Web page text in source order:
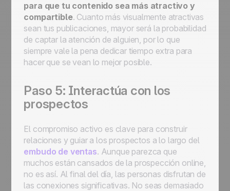
para que tu contenido sea más atractivo y
compartible. Cuanto más visualmente atractivas
sean tus publicaciones, mayor será la probabilidad
de captar la atención de alguien, por lo que
siempre vale la pena dedicar tiempo extra para
hacer que se vean lo mejor posible.
Paso 5: Interactúa con los
prospectos
El compromiso activo es clave para construir
relaciones y guiar a los prospectos a lo largo del
embudo de ventas. Aunque parezca que
muchos están cansados de la prospección online,
no es así. Al final del día, las personas disfrutan de
las conexiones significativas. No seas demasiado